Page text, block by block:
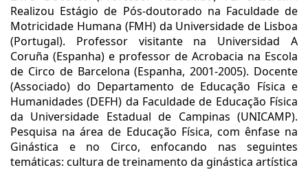
Realizou Estágio de Pós-doutorado na Faculdade de
Motricidade Humana (FMH) da Universidade de Lisboa
(Portugal). Professor visitante na Universidad A
Coruña (Espanha) e professor de Acrobacia na Escola
de Circo de Barcelona (Espanha, 2001-2005). Docente
(Associado) do Departamento de Educação Física e
Humanidades (DEFH) da Faculdade de Educação Física
da Universidade Estadual de Campinas (UNICAMP).
Pesquisa na área de Educação Física, com ênfase na
Ginástica e no Circo, enfocando nas seguintes
temáticas: cultura de treinamento da ginástica artística